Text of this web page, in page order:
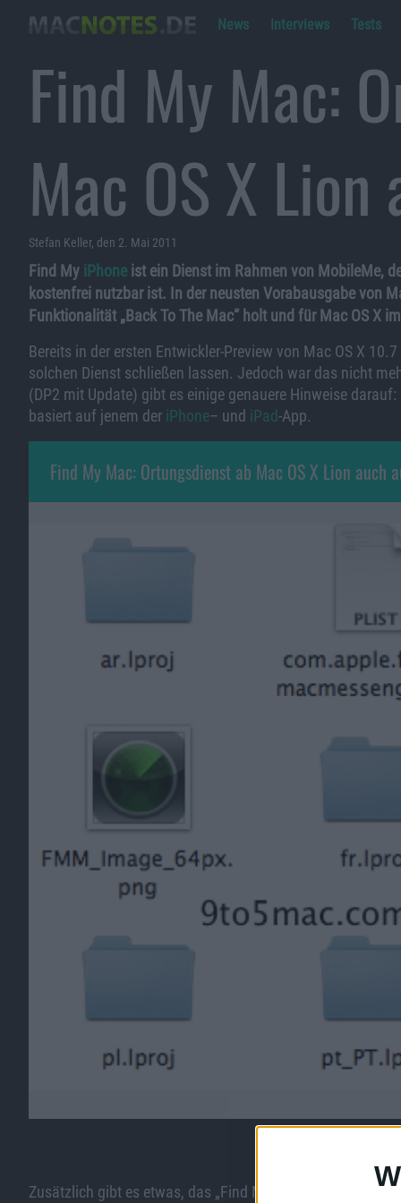
News Interviews Tests
Find My Mac:
Mac OS X
Stefan Keller, den 2. Mai 2011
Find My iPhone ist ein Dienst im Rahmen von MobileMe,
kostenfrei nutzbar ist. In der neusten Vorabausgabe von
Funktionalität „Back To The Mac“ holt und für Mac OS X
Bereits in der ersten Entwickler-Preview von Mac OS X
solchen Dienst schließen lassen. Jedoch war das nicht
(DP2 mit Update) gibt es einige genauere Hinweise
basiert auf jenem der iPhone– und iPad-App.
Find My Mac: Ortungsdienst ab Mac OS X Lion auch
Zusätzlich gibt es etwas, das „Find My Mac Messenger“